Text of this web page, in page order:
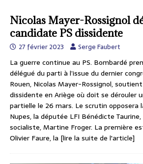
Nicolas Mayer-Rossignol
candidate PS dissidente
27 février 2023 Serge Faubert
La guerre continue au PS. Bombardé
délégué du parti à l’issue du dernier
Rouen, Nicolas Mayer-Rossignol,
dissidente en Ariège où doit se dérouler
partielle le 26 mars. Le scrutin opposera
Nupes, la députée LFI Bénédicte
socialiste, Martine Froger. La première
Olivier Faure, la [lire la suite de l'article]